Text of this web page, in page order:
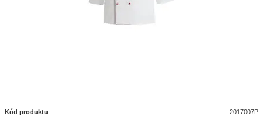
Kód produktu 2017007P